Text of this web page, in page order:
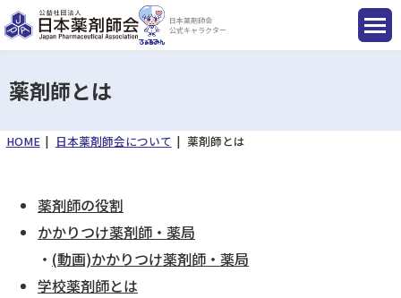
日本薬剤師会
公式キャラクター
国民のみなさまへ
会員のみなさまへ
薬剤師とは
HOME 日本薬剤師会について 薬剤師とは
薬剤師の役割
かかりつけ薬剤師・薬局
・ (動画)かかりつけ薬剤師・薬局
学校薬剤師とは